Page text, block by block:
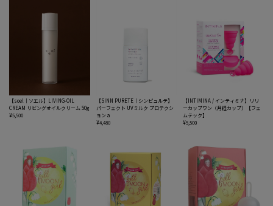
【soel｜ソエル】LIVING-OIL
CREAM リビングオイルクリーム 50g
¥5,500
【SINN PURETE｜シンピュルテ】
パーフェクト UVミルク プロテクシ
ョン a
¥4,480
【INTIMINA / インティミナ】リリ
ーカップワン（月経カップ）【フェ
ムテック】
¥5,500